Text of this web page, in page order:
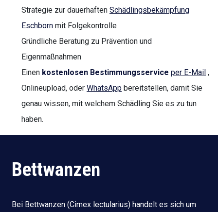
Strategie zur dauerhaften Schädlingsbekämpfung
Eschborn mit Folgekontrolle
Gründliche Beratung zu Prävention und
Eigenmaßnahmen
Einen kostenlosen Bestimmungsservice per E-Mail ,
Onlineupload, oder WhatsApp bereitstellen, damit Sie
genau wissen, mit welchem Schädling Sie es zu tun
haben.
Bettwanzen
Bei Bettwanzen (Cimex lectularius) handelt es sich um